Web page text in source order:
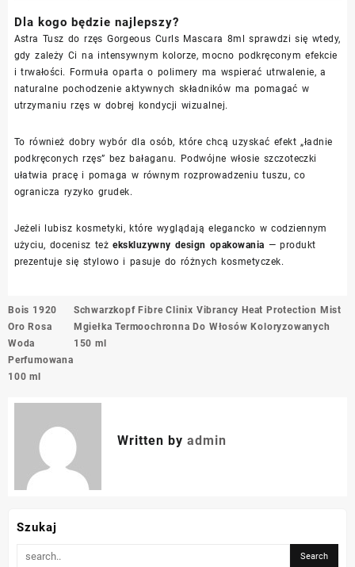
Dla kogo będzie najlepszy?
Astra Tusz do rzęs Gorgeous Curls Mascara 8ml sprawdzi się wtedy,
gdy zależy Ci na intensywnym kolorze, mocno podkręconym efekcie
i trwałości. Formuła oparta o polimery ma wspierać utrwalenie, a
naturalne pochodzenie aktywnych składników ma pomagać w
utrzymaniu rzęs w dobrej kondycji wizualnej.
To również dobry wybór dla osób, które chcą uzyskać efekt „ładnie
podkręconych rzęs” bez bałaganu. Podwójne włosie szczoteczki
ułatwia pracę i pomaga w równym rozprowadzeniu tuszu, co
ogranicza ryzyko grudek.
Jeżeli lubisz kosmetyki, które wyglądają elegancko w codziennym
użyciu, docenisz teżekskluzywny design opakowania — produkt
prezentuje się stylowo i pasuje do różnych kosmetyczek.
Nawigacja
wpisu
Bois 1920
Oro Rosa
Woda
Perfumowana
100 ml
Schwarzkopf Fibre Clinix Vibrancy Heat Protection Mist
Mgiełka Termoochronna Do Włosów Koloryzowanych
150 ml
Written by admin
Szukaj